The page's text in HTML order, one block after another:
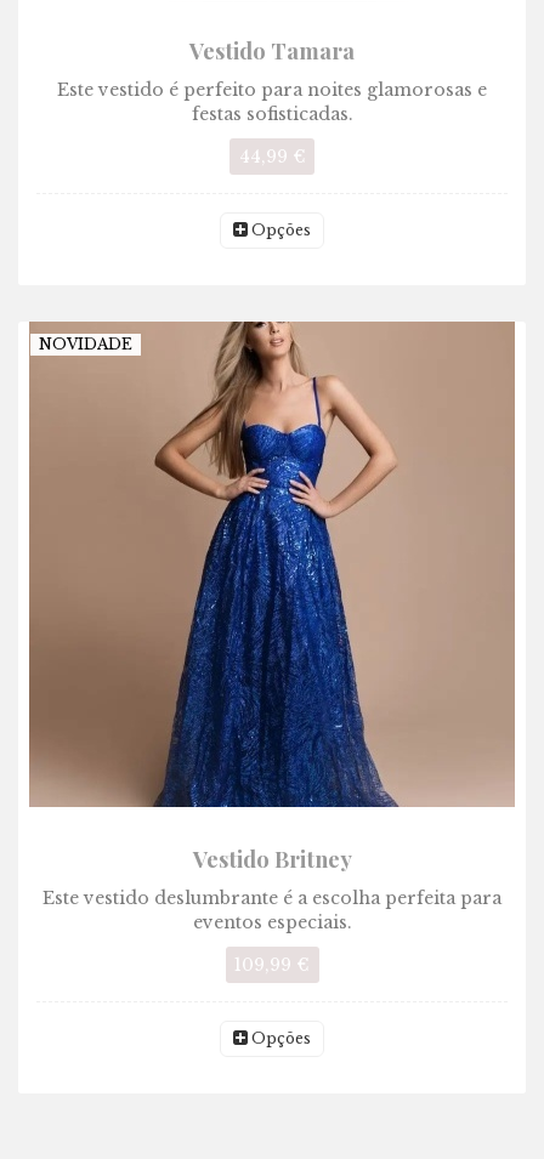
Vestido Tamara
Este vestido é perfeito para noites glamorosas e
festas sofisticadas.
44,99 €
Opções
NOVIDADE
Vestido Britney
Este vestido deslumbrante é a escolha perfeita para
eventos especiais.
109,99 €
Opções